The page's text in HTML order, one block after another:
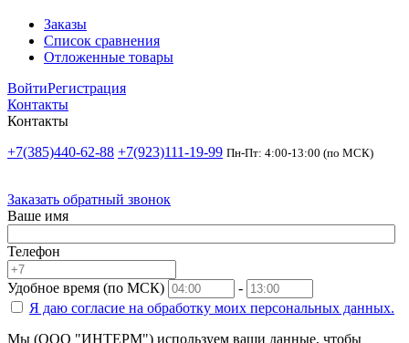
Заказы
Список сравнения
Отложенные товары
ВойтиРегистрация
Контакты
Контакты
+7(385)440-62-88 +7(923)111-19-99 Пн-Пт: 4:00-13:00 (по МСК)
Заказать обратный звонок
Ваше имя
Телефон
Удобное время (по МСК)
-
Я даю согласие на обработку моих персональных данных.
Мы (ООО "ИНТЕРМ") используем ваши данные, чтобы